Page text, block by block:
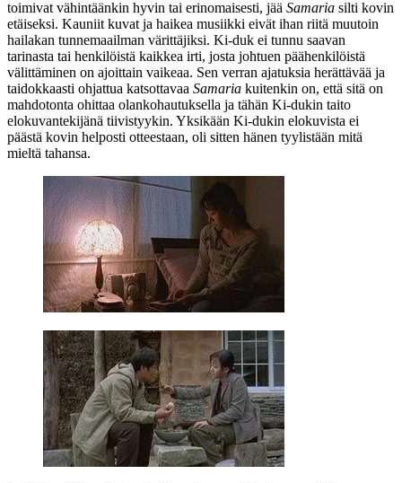
toimivat vähintäänkin hyvin tai erinomaisesti, jää Samaria silti kovin
etäiseksi. Kauniit kuvat ja haikea musiikki eivät ihan riitä muutoin
hailakan tunnemaailman värittäjiksi. Ki‑duk ei tunnu saavan
tarinasta tai henkilöistä kaikkea irti, josta johtuen päähenkilöistä
välittäminen on ajoittain vaikeaa. Sen verran ajatuksia herättävää ja
taidokkaasti ohjattua katsottavaa Samaria kuitenkin on, että sitä on
mahdotonta ohittaa olankohautuksella ja tähän Ki‑dukin taito
elokuvantekijänä tiivistyykin. Yksikään Ki‑dukin elokuvista ei
päästä kovin helposti otteestaan, oli sitten hänen tyylistään mitä
mieltä tahansa.